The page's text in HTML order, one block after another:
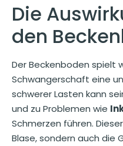
Die
den
Der Beckenboden spielt
Schwangerschaft eine
schwerer Lasten kann
und zu Problemen wie
Schmerzen führen.
Blase, sondern auch die